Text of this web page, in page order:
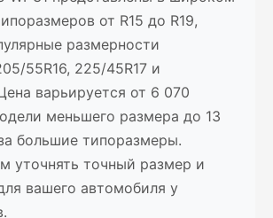
от R15 до R19,
размерности
55R16, 225/45R17 и
варьируется от 6 070
меньшего размера до 13
большие типоразмеры.
уточнять точный размер и
вашего автомобиля у